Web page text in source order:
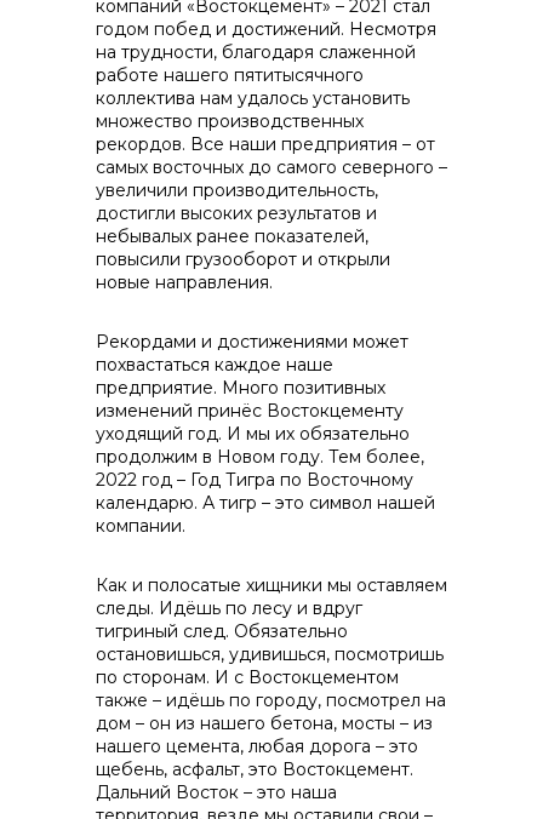
+7 (423) 234 50 50
info@vostokcement.ru
компаний «Востокцемент» – 2021 стал
годом побед и достижений. Несмотря
на трудности, благодаря слаженной
работе нашего пятитысячного
коллектива нам удалось установить
множество производственных
рекордов. Все наши предприятия – от
самых восточных до самого северного –
увеличили производительность,
достигли высоких результатов и
небывалых ранее показателей,
повысили грузооборот и открыли
новые направления.
Рекордами и достижениями может
похвастаться каждое наше
предприятие. Много позитивных
изменений принёс Востокцементу
уходящий год. И мы их обязательно
продолжим в Новом году. Тем более,
2022 год – Год Тигра по Восточному
календарю. А тигр – это символ нашей
компании.
Как и полосатые хищники мы оставляем
следы. Идёшь по лесу и вдруг
тигриный след. Обязательно
остановишься, удивишься, посмотришь
по сторонам. И с Востокцементом
также – идёшь по городу, посмотрел на
дом – он из нашего бетона, мосты – из
нашего цемента, любая дорога – это
щебень, асфальт, это Востокцемент.
Дальний Восток – это наша